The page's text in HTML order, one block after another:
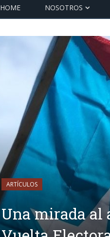
HOME NOSOTROS
ARTÍCULOS
Una mirada al